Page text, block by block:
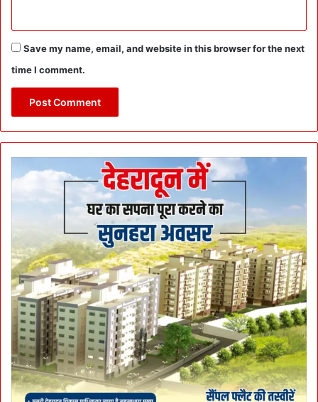
Save my name, email, and website in this browser for the next
time I comment.